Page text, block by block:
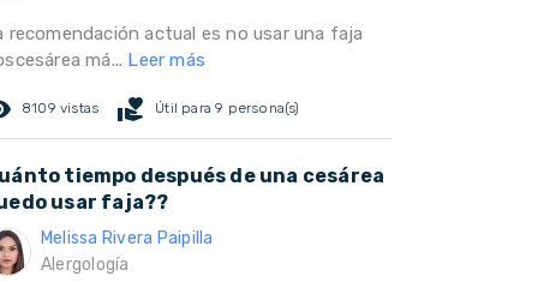
recomendación actual es no usar una faja
má... Leer más
8109 vistas volunteer_activism Útil para 9 persona(s)
tiempo después de una cesárea
usar faja??
Melissa Rivera Paipilla
Alergología